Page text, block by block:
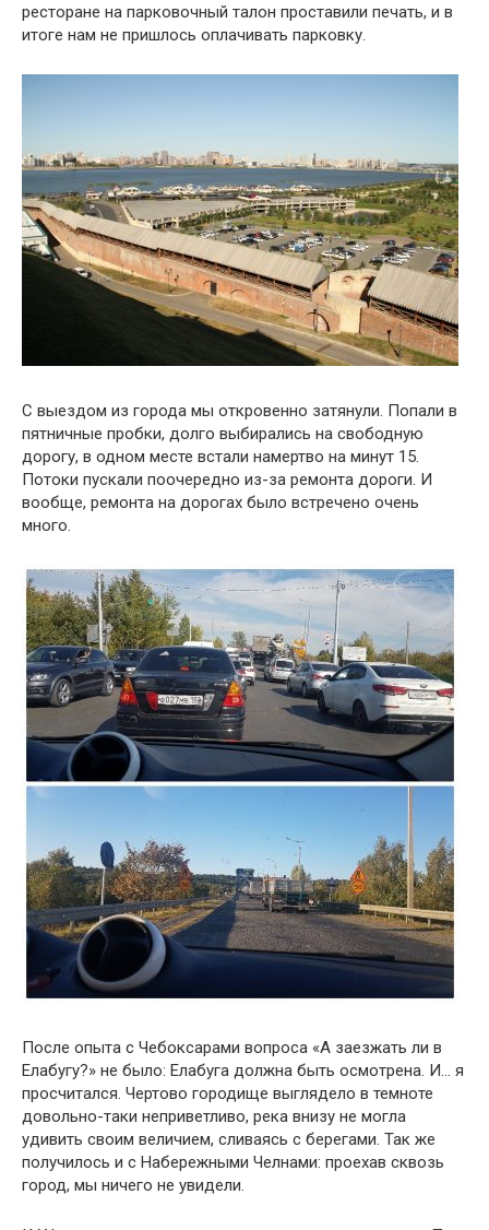
ресторане на парковочный талон проставили печать, и в
итоге нам не пришлось оплачивать парковку.
С выездом из города мы откровенно затянули. Попали в
пятничные пробки, долго выбирались на свободную
дорогу, в одном месте встали намертво на минут 15.
Потоки пускали поочередно из-за ремонта дороги. И
вообще, ремонта на дорогах было встречено очень
много.
После опыта с Чебоксарами вопроса «А заезжать ли в
Елабугу?» не было: Елабуга должна быть осмотрена. И… я
просчитался. Чертово городище выглядело в темноте
довольно-таки неприветливо, река внизу не могла
удивить своим величием, сливаясь с берегами. Так же
получилось и с Набережными Челнами: проехав сквозь
город, мы ничего не увидели.